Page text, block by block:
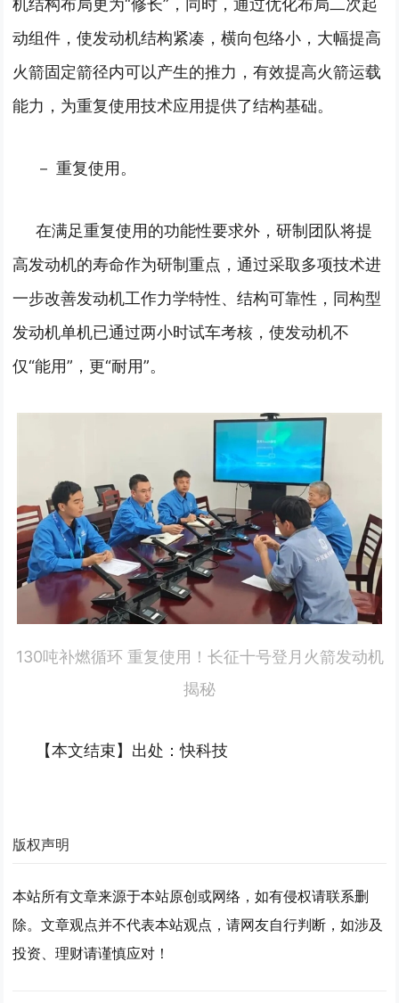
机结构布局更为“修长”，同时，通过优化布局二次起
动组件，使发动机结构紧凑，横向包络小，大幅提高
火箭固定箭径内可以产生的推力，有效提高火箭运载
能力，为重复使用技术应用提供了结构基础。
－ 重复使用。
在满足重复使用的功能性要求外，研制团队将提
高发动机的寿命作为研制重点，通过采取多项技术进
一步改善发动机工作力学特性、结构可靠性，同构型
发动机单机已通过两小时试车考核，使发动机不
仅“能用”，更“耐用”。
130吨补燃循环 重复使用！长征十号登月火箭发动机
揭秘
【本文结束】出处：快科技
版权声明
本站所有文章来源于本站原创或网络，如有侵权请联系删
除。文章观点并不代表本站观点，请网友自行判断，如涉及
投资、理财请谨慎应对！